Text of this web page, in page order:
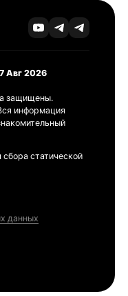
Авг 2026
защищены.
информация
статической
данных